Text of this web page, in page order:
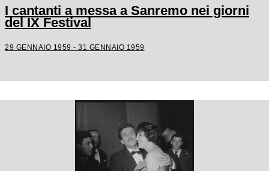
I cantanti a messa a Sanremo nei giorni
del IX Festival
29 GENNAIO 1959 - 31 GENNAIO 1959